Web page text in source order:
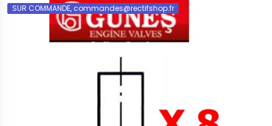
SUR COMMANDE, commandes@rectifshop.fr